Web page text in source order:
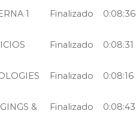
1 Finalizado 0:08:36
Finalizado 0:08:31
Finalizado 0:08:16
&
Finalizado 0:08:43